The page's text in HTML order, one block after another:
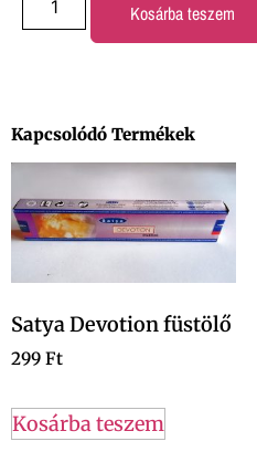
Kosárba teszem
Kapcsolódó Termékek
Satya Devotion füstölő
299 Ft
Kosárba teszem